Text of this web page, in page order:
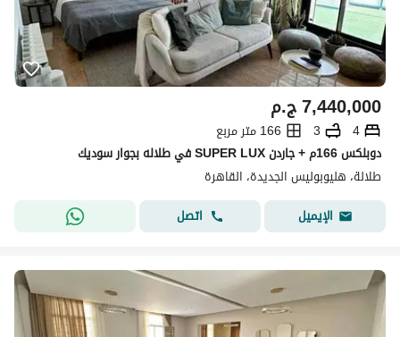
ج.م7,440,000
4
3
166 متر مربع
دوبلكس 166م + جاردن SUPER LUX في طلاله بجوار سوديك
طلالة، هليوبوليس الجديدة، القاهرة
الإيميل
اتصل